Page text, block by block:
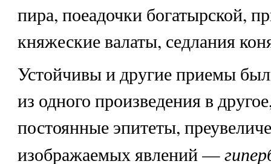
пира, поеадочки богатырской,
княжеские валаты, седлания
Устойчивы и другие приемы
из одного произведения в
постоянные эпитеты,
изображаемых явлений —